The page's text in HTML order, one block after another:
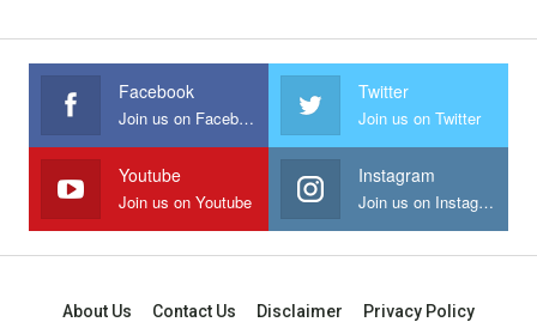
Facebook
Join us on Facebook
Twitter
Join us on Twitter
Youtube
Join us on Youtube
Instagram
Join us on Instagram
About Us Contact Us Disclaimer Privacy Policy